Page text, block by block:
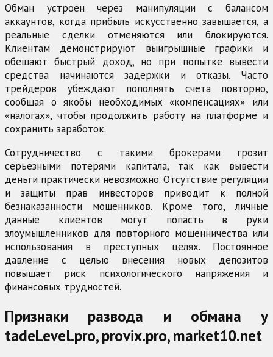
Обман устроен через манипуляции с балансом
аккаунтов, когда прибыль искусственно завышается, а
реальные сделки отменяются или блокируются.
Клиентам демонстрируют выигрышные графики и
обещают быстрый доход, но при попытке вывести
средства начинаются задержки и отказы. Часто
трейдеров убеждают пополнять счета повторно,
сообщая о якобы необходимых «компенсациях» или
«налогах», чтобы продолжить работу на платформе и
сохранить заработок.
Сотрудничество с такими брокерами грозит
серьезными потерями капитала, так как вывести
деньги практически невозможно. Отсутствие регуляции
и защиты прав инвесторов приводит к полной
безнаказанности мошенников. Кроме того, личные
данные клиентов могут попасть в руки
злоумышленников для повторного мошенничества или
использования в преступных целях. Постоянное
давление с целью внесения новых депозитов
повышает риск психологического напряжения и
финансовых трудностей.
Признаки развода и обмана у
tadeLevel.pro, provix.pro, market10.net